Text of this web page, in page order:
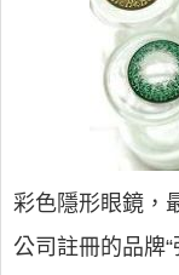
彩色隱形眼鏡，
公司註冊的品牌